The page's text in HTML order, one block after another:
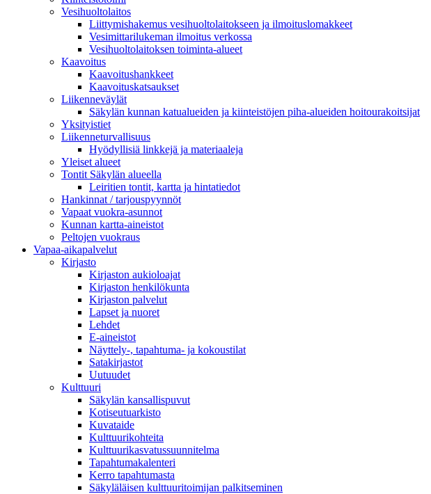
Vesihuoltolaitos
Liittymishakemus vesihuoltolaitokseen ja ilmoituslomakkeet
Vesimittarilukeman ilmoitus verkossa
Vesihuoltolaitoksen toiminta-alueet
Kaavoitus
Kaavoitushankkeet
Kaavoituskatsaukset
Liikenneväylät
Säkylän kunnan katualueiden ja kiinteistöjen piha-alueiden hoitourakoitsijat
Yksityistiet
Liikenneturvallisuus
Hyödyllisiä linkkejä ja materiaaleja
Yleiset alueet
Tontit Säkylän alueella
Leiritien tontit, kartta ja hintatiedot
Hankinnat / tarjouspyynnöt
Vapaat vuokra-asunnot
Kunnan kartta-aineistot
Peltojen vuokraus
Vapaa-aika­palvelut
Kirjasto
Kirjaston aukioloajat
Kirjaston henkilökunta
Kirjaston palvelut
Lapset ja nuoret
Lehdet
E-aineistot
Näyttely-, tapahtuma- ja kokoustilat
Satakirjastot
Uutuudet
Kulttuuri
Säkylän kansallispuvut
Kotiseutuarkisto
Kuvataide
Kulttuurikohteita
Kulttuurikasvatussuunnitelma
Tapahtumakalenteri
Kerro tapahtumasta
Säkyläläisen kulttuuritoimijan palkitseminen